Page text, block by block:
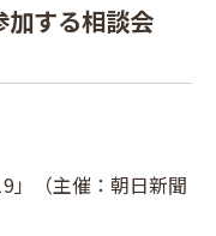
する相談会
」（主催：朝日新聞